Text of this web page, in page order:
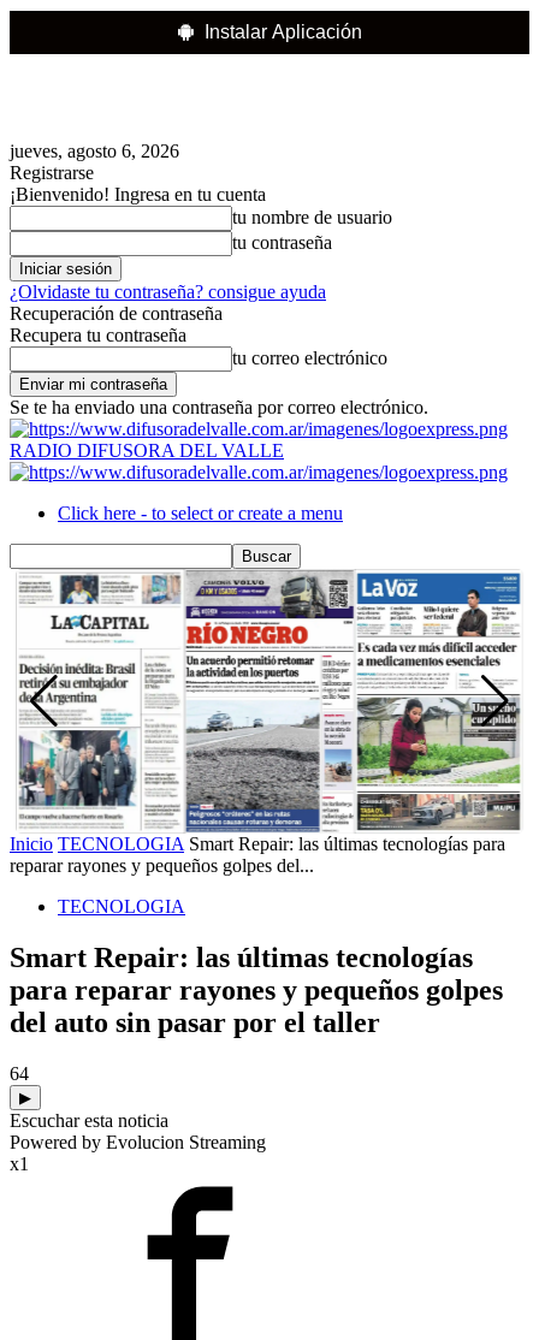
Instalar Aplicación
jueves, agosto 6, 2026
Registrarse
¡Bienvenido! Ingresa en tu cuenta
tu nombre de usuario
tu contraseña
¿Olvidaste tu contraseña? consigue ayuda
Recuperación de contraseña
Recupera tu contraseña
tu correo electrónico
Se te ha enviado una contraseña por correo electrónico.
RADIO DIFUSORA DEL VALLE
Click here - to select or create a menu
Inicio TECNOLOGIA Smart Repair: las últimas tecnologías para
reparar rayones y pequeños golpes del...
TECNOLOGIA
Smart Repair: las últimas tecnologías
para reparar rayones y pequeños golpes
del auto sin pasar por el taller
64
▶
Escuchar esta noticia
Powered by Evolucion Streaming
x1